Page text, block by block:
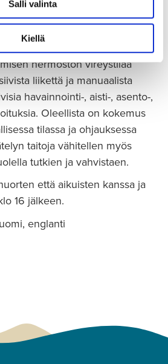
Salli valinta
Kiellä
avulla. Kokemuksellinen
voimavaroista, tarpeista ja
sisällään niin kehotuntoa
hermoston vireystilaa
liikettä ja manuaalista
havainnointi-, aisti-, asento-,
Oleellista on kokemus
tilassa ja ohjauksessa
taitoja vähitellen myös
tutkien ja vahvistaen.
että aikuisten kanssa ja
16 jälkeen.
englanti